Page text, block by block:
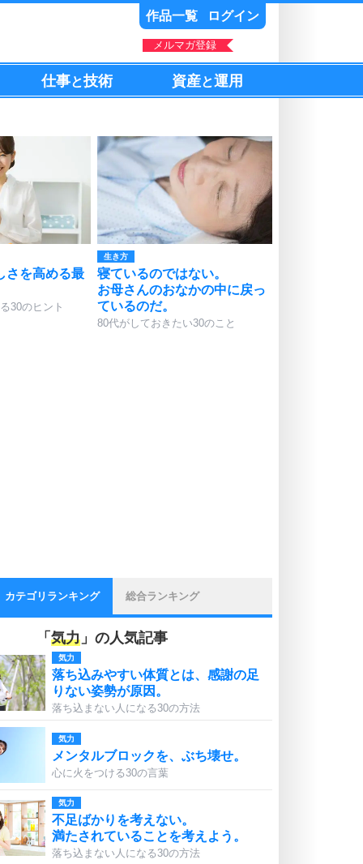
作品一覧 ログイン
メルマガ登録
仕事と技術 資産と運用
さを高める最
30のヒント
生き方
寝ているのではない。
お母さんのおなかの中に戻っ
ているのだ。
80代がしておきたい30のこと
カテゴリランキング 総合ランキング
「 気力 」の人気記事
気力
落ち込みやすい体質とは、感謝の足
りない姿勢が原因。
落ち込まない人になる30の方法
気力
メンタルブロックを、ぶち壊せ。
心に火をつける30の言葉
気力
不足ばかりを考えない。
満たされていることを考えよう。
落ち込まない人になる30の方法